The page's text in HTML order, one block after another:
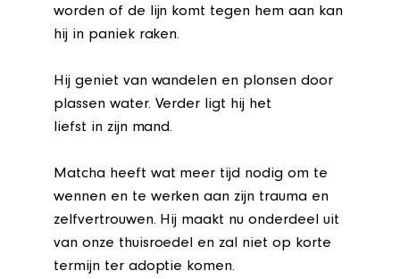
worden of de lijn komt tegen hem aan kan
hij in paniek raken.
Hij geniet van wandelen en plonsen door
plassen water. Verder ligt hij het
liefst in zijn mand.
Matcha heeft wat meer tijd nodig om te
wennen en te werken aan zijn trauma en
zelfvertrouwen. Hij maakt nu onderdeel uit
van onze thuisroedel en zal niet op korte
termijn ter adoptie komen.